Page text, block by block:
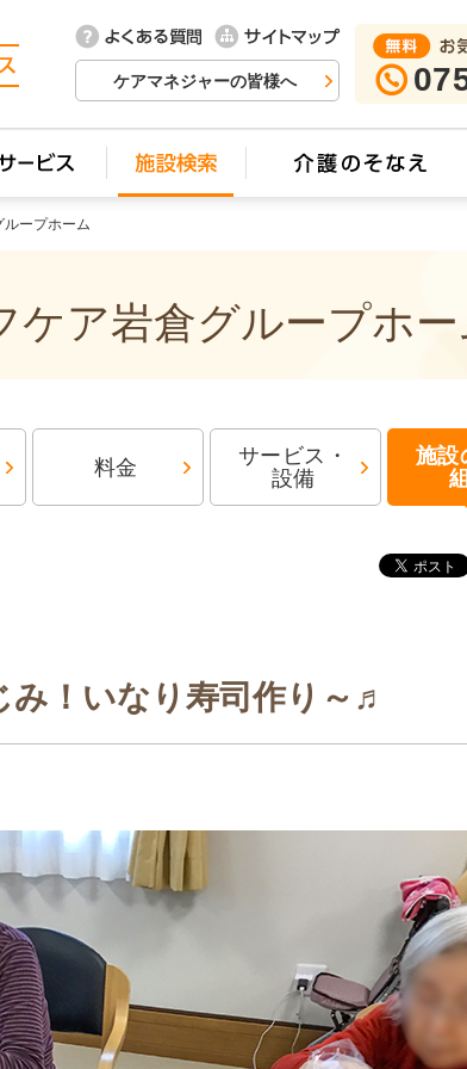
ケアマネジャーの皆様へ
ープホーム
ケア岩倉グループホ
料金
サービス・
設備
施設
み！いなり寿司作り～♬